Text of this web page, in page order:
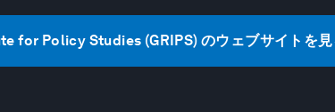
for Policy Studies (GRIPS) のウェブサイトを見